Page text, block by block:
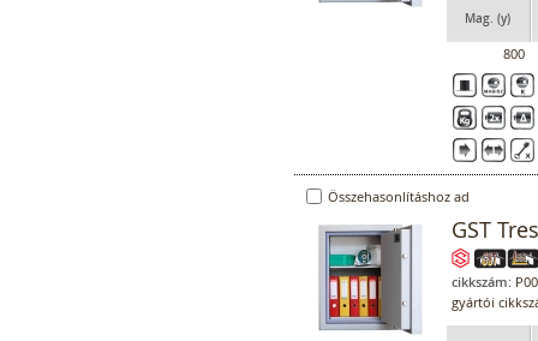
Mag. (y)
800
Összehasonlításhoz ad
GST
cikkszám:
gyártói